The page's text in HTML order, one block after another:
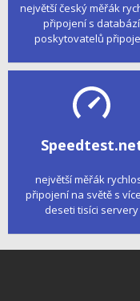
největší český měřák
připojení s databází
poskytovatelů
největší měřák
připojení na světě s
deseti tisíci servery